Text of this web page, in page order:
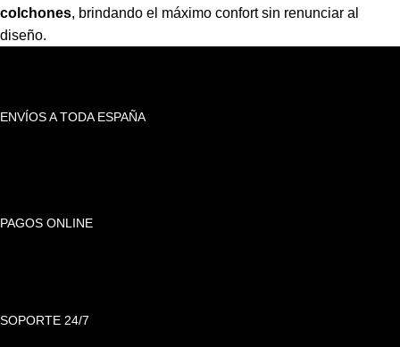
colchones, brindando el máximo confort sin renunciar al
diseño.
ENVÍOS A TODA ESPAÑA
PAGOS ONLINE
SOPORTE 24/7